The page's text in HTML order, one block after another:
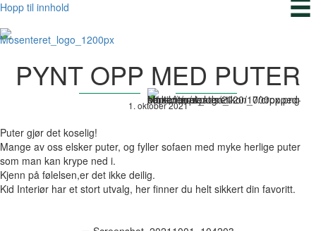
Hopp til innhold
PYNT OPP MED PUTER
1. oktober 2021
Puter gjør det koselig!
Mange av oss elsker puter, og fyller sofaen med myke herlige puter
som man kan krype ned i.
Kjenn på følelsen,er det ikke deilig.
Kid Interiør har et stort utvalg, her finner du helt sikkert din favoritt.